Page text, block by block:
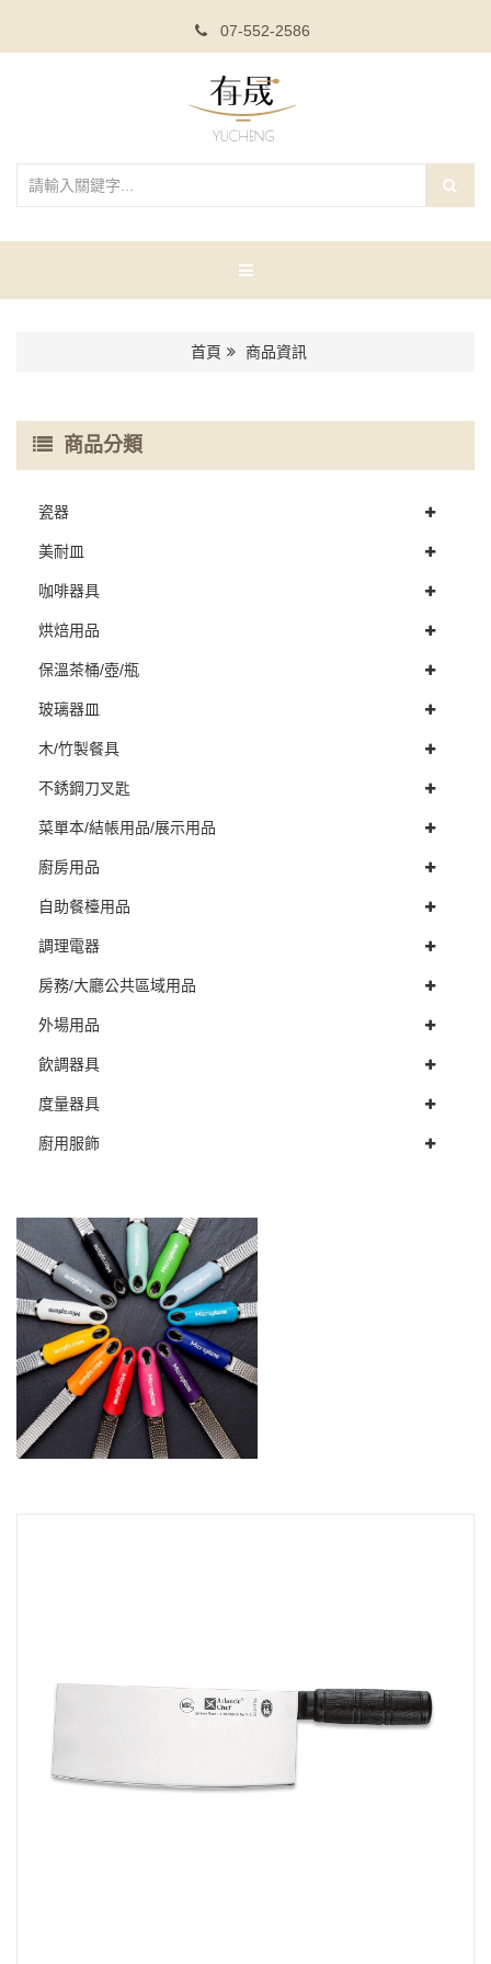
07-552-2586
首頁 商品資訊
商品分類
瓷器
美耐皿
咖啡器具
烘焙用品
保溫茶桶/壺/瓶
玻璃器皿
木/竹製餐具
不銹鋼刀叉匙
菜單本/結帳用品/展示用品
廚房用品
自助餐檯用品
調理電器
房務/大廳公共區域用品
外場用品
飲調器具
度量器具
廚用服飾